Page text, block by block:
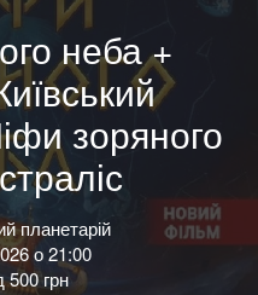
неба +
зоряного
планетарій
о 21:00
500 грн